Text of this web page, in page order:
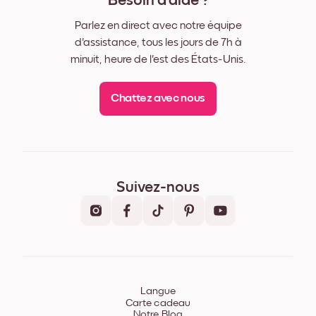
Parlez en direct avec notre équipe
d'assistance, tous les jours de 7h à
minuit, heure de l'est des États-Unis.
Chattez avec nous
Suivez-nous
Langue
Carte cadeau